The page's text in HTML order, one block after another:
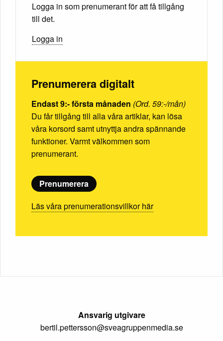
Logga in som prenumerant för att få tillgång
till det.
Logga in
Prenumerera digitalt
Endast 9:- första månaden (Ord. 59:-/mån)
Du får tillgång till alla våra artiklar, kan lösa
våra korsord samt utnyttja andra spännande
funktioner. Varmt välkommen som
prenumerant.
Prenumerera
Läs våra prenumerationsvillkor här
Ansvarig utgivare
bertil.pettersson@sveagruppenmedia.se